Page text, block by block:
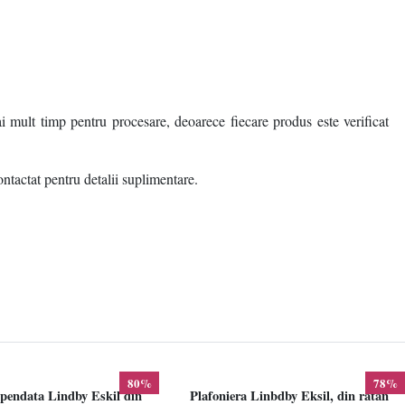
timp pentru procesare, deoarece fiecare produs este verificat
pentru detalii suplimentare.
80%
Lindby Eskil din
78%
Plafoniera Linbdby Eksil, din ratan